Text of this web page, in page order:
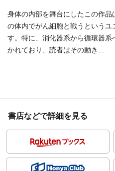
身体の内部を舞台にしたこの作品
の体内でがん細胞と戦うというユ
す。特に、消化器系から循環器
かれており、読者はその動き...
書店などで詳細を見る